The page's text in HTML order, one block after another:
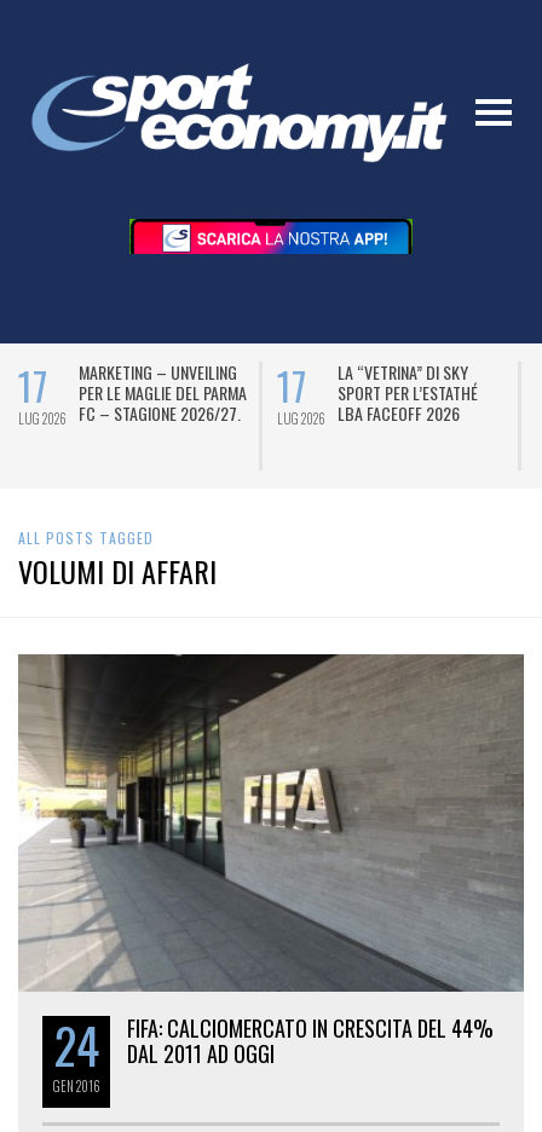
17
LUG 2026
MARKETING – UNVEILING
PER LE MAGLIE DEL PARMA
FC – STAGIONE 2026/27.
17
LUG 2026
LA “VETRINA” DI SKY
SPORT PER L’ESTATHÉ
LBA FACEOFF 2026
ALL POSTS TAGGED
VOLUMI DI AFFARI
24
GEN2016
FIFA: CALCIOMERCATO IN CRESCITA DEL 44%
DAL 2011 AD OGGI